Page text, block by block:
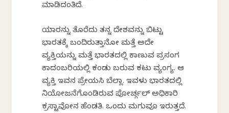
ಮಾಡಿದಂತಿದೆ.
ಯಾರನ್ನು ತೊರೆದು ತನ್ನ ದೇಶವನ್ನು ಬಿಟ್ಟು
ಭಾರತಕ್ಕೆ ಬಂದಿರುತ್ತಾನೋ ಮತ್ತೆ ಅದೇ
ವ್ಯಕ್ತಿಯನ್ನು ಮತ್ತೆ ಭಾರತದಲ್ಲಿ ಕಾಣುವ ಪ್ರಸಂಗ
ಕಾದಂಬರಿಯಲ್ಲಿ ಕಂಡು ಬರುವ ಕಟು ವ್ಯಂಗ್ಯ. ಆ
ವ್ಯಕ್ತಿ ಇವನ ಪ್ರೇಯಸಿ ಬೆಲ್ಲಾ. ಇವಳು ಭಾರತದಲ್ಲಿ
ನಿಯೋಜನೆಗೊಂಡಿರುವ ಪೋರ್ಚ್ಗಲ್ ಅಧಿಕಾರಿ
ಕ್ರಸ್ಟಾವೋನ ಹೆಂಡತಿ. ಒಂದು ಮಗುವೂ ಇರುತ್ತದೆ.